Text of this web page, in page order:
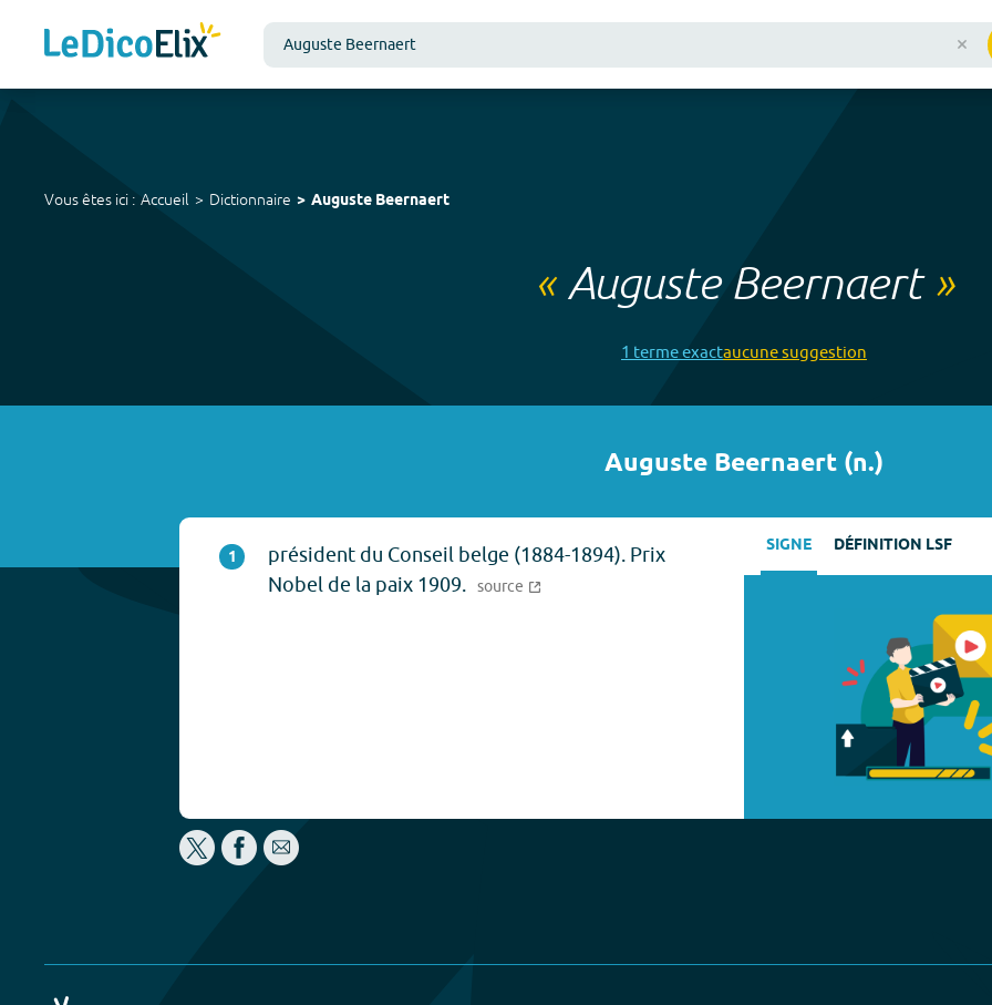
Vous êtes ici : Accueil Dictionnaire Auguste Beernaert
« Auguste Beernaert»
1 termeexactaucunesuggestion
Auguste Beernaert (n.)
1
président du Conseil belge (1884-1894). Prix
Nobel de la paix 1909. source
SIGNE DÉFINITION LSF